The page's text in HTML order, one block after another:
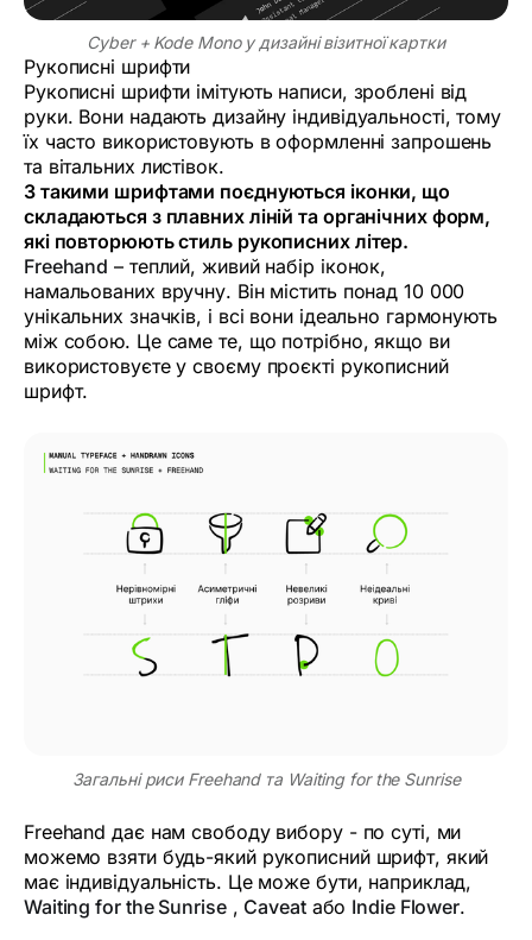
Cyber ​​+ Kode Mono у дизайні візитної картки
Рукописні шрифти
Рукописні шрифти імітують написи, зроблені від
руки. Вони надають дизайну індивідуальності, тому
їх часто використовують в оформленні запрошень
та вітальних листівок.
З такими шрифтами поєднуються іконки, що
складаються з плавних ліній та органічних форм,
які повторюють стиль рукописних літер.
Freehand – теплий, живий набір іконок,
намальованих вручну. Він містить понад 10 000
унікальних значків, і всі вони ідеально гармонують
між собою. Це саме те, що потрібно, якщо ви
використовуєте у своєму проєкті рукописний
шрифт.
Загальні риси Freehand та Waiting for the Sunrise
Freehand дає нам свободу вибору - по суті, ми
можемо взяти будь-який рукописний шрифт, який
має індивідуальність. Це може бути, наприклад,
Waiting for the Sunrise, Caveatабо Indie Flower.